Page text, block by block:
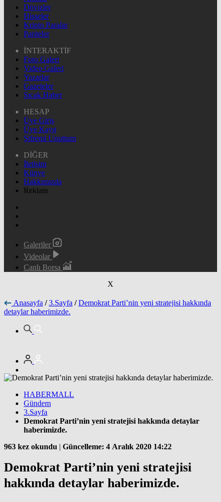
Dövizler
Hisseler
Kripto Paralar
Pariteler
İNTERAKTİF
Foto Galeri
Video Galeri
Yazarlar
Gazeteler
Sıcak Haber
HESAP
Üye Giriş
Üye Kayıt
Şifremi Unuttum
DİĞER
İletişim
Künye
Hakkımızda
Reklam
Galeriler
Videolar
Canlı Borsa
X
Anasayfa / 3.Sayfa / Demokrat Parti’nin yeni stratejisi hakkında
detaylar haberimizde.
HABERMALL
Gündem
3.Sayfa
Demokrat Parti’nin yeni stratejisi hakkında detaylar
haberimizde.
963 kez okundu | Güncelleme: 4 Aralık 2020 14:22
Demokrat Parti’nin yeni stratejisi
hakkında detaylar haberimizde.